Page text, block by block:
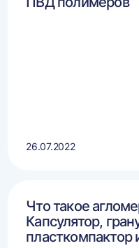
26.07.2022
Что такое
Капсулятор,
пласткомпактор